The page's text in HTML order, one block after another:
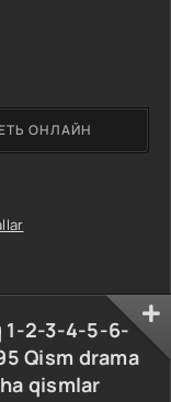
ОНЛАЙН
1-2-3-4-5-6-
Qism drama
qismlar